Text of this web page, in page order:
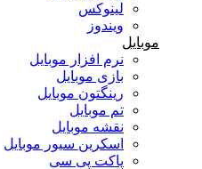
لینوکس
ویندوز
موبایل
نرم افزار موبایل
بازی موبایل
رینگتون موبایل
تم موبایل
نقشه موبایل
اسکرین سیور موبایل
پاکت پی سی